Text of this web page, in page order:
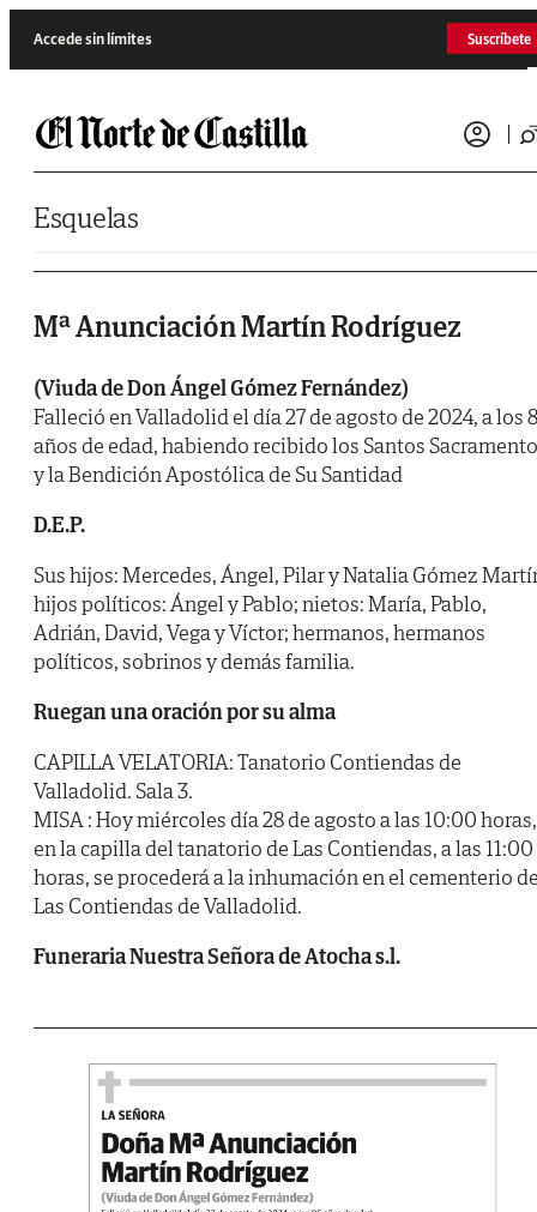
Accede sin límites Suscríbete
Esquelas
Mª Anunciación Martín Rodríguez
(Viuda de Don Ángel Gómez Fernández)
Falleció en Valladolid el día 27 de agosto de 2024, a los
años de edad, habiendo recibido los Santos
y la Bendición Apostólica de Su Santidad
D.E.P.
Sus hijos: Mercedes, Ángel, Pilar y Natalia Gómez
hijos políticos: Ángel y Pablo; nietos: María, Pablo,
Adrián, David, Vega y Víctor; hermanos, hermanos
políticos, sobrinos y demás familia.
Ruegan una oración por su alma
CAPILLA VELATORIA: Tanatorio Contiendas de
Valladolid. Sala 3.
MISA : Hoy miércoles día 28 de agosto a las 10:00 horas,
en la capilla del tanatorio de Las Contiendas, a las 11:00
horas, se procederá a la inhumación en el cementerio
Las Contiendas de Valladolid.
Funeraria Nuestra Señora de Atocha s.l.